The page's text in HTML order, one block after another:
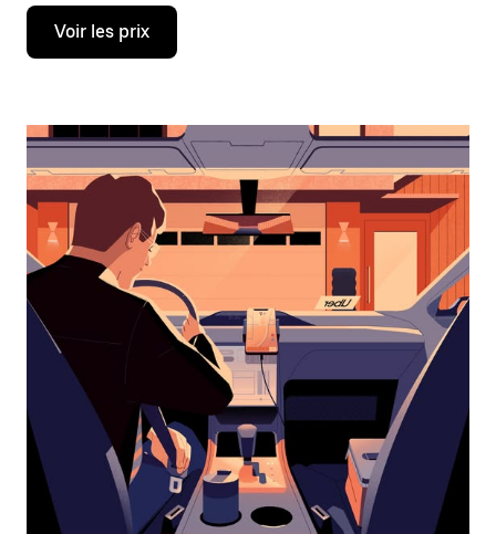
Appuyez
la
bas
ouvrir
le
calendrier
sélectionner
une
date.
Appuyez
sur
touche
pour
fermer
le
calendrier.
Voir les prix